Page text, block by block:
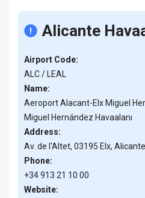
Alicante
Airport Code:
ALC / LEAL
Name:
Aeroport Alacant-Elx Miguel
Miguel Hernández Havaalanı
Address:
Av. de l'Altet, 03195 Elx,
Phone:
+34 913 21 10 00
Website: